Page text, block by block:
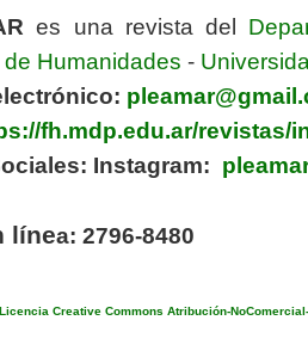
es una revista del
Humanidades -
fh.mdp.edu.ar/revistas/
Instagram:
línea: 2796-8480
Licencia Creative Commons Atribución-